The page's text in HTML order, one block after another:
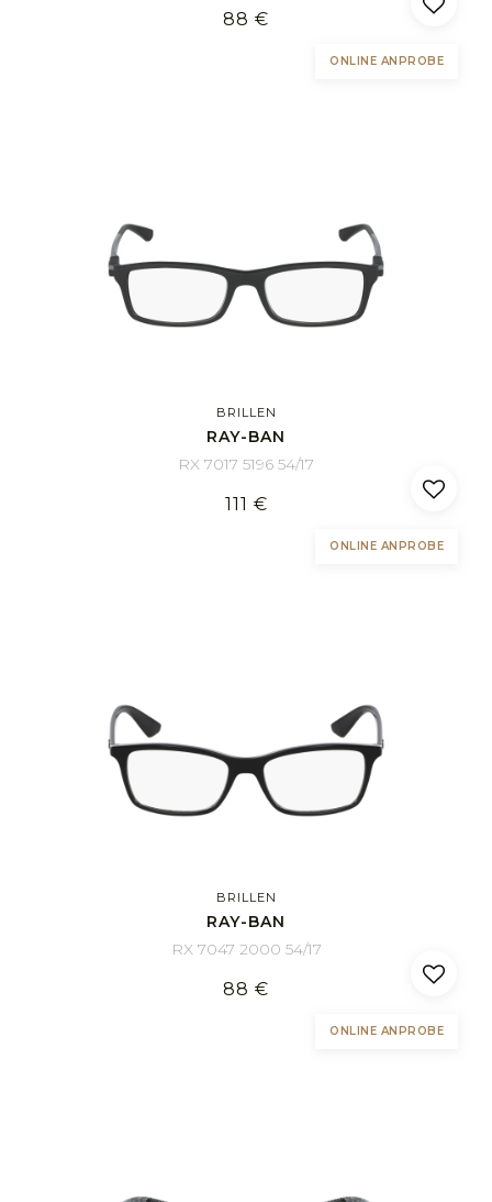
88 €
ONLINE ANPROBE
BRILLEN
RAY-BAN
RX 7017 5196 54/17
111 €
ONLINE ANPROBE
BRILLEN
RAY-BAN
RX 7047 2000 54/17
88 €
ONLINE ANPROBE